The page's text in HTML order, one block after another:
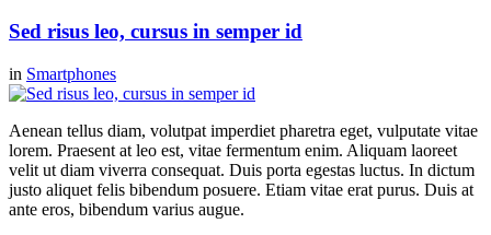
Sed risus leo, cursus in semper id
in Smartphones
Aenean tellus diam, volutpat imperdiet pharetra eget, vulputate vitae
lorem. Praesent at leo est, vitae fermentum enim. Aliquam laoreet
velit ut diam viverra consequat. Duis porta egestas luctus. In dictum
justo aliquet felis bibendum posuere. Etiam vitae erat purus. Duis at
ante eros, bibendum varius augue.